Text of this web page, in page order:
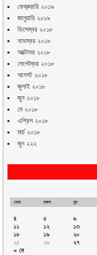
ফেব্রুয়ারি ২০১৯
জানুয়ারি ২০১৯
ডিসেম্বর ২০১৮
নভেম্বর ২০১৮
অক্টোবর ২০১৮
সেপ্টেম্বর ২০১৮
আগস্ট ২০১৮
জুলাই ২০১৮
জুন ২০১৮
মে ২০১৮
এপ্রিল ২০১৮
মার্চ ২০১৮
জুন ২২২
সোম মঙ্গল বুধ
« মে
৪
৫ ৬
১১
১২ ১৩
১৮
১৯ ২০
২৫
২৬ ২৭